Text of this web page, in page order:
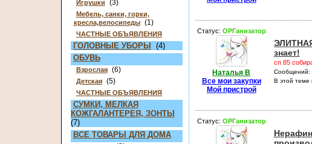
Статус: ОРГанизатор
Наталья В
Все мои закупки
Мой пристрой
знает!
сп 85
Сообщений:
В этой теме
Статус: ОРГанизатор
Игрушки (3)
Мебель, санки, горки,
кресла,велосипеды
(1)
ЧАСТНЫЕ ОБЪЯВЛЕНИЯ
ГОЛОВНЫЕ УБОРЫ (4)
ОБУВЬ
Взрослая (6)
Детская (5)
ЧАСТНЫЕ ОБЪЯВЛЕНИЯ
СУМКИ, МЕЛКАЯ
КОЖГАЛАНТЕРЕЯ, ЗОНТЫ
(7)
ВСЕ ТОВАРЫ ДЛЯ ДОМА